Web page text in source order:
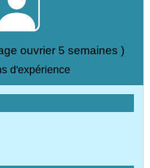
ouvrier 5 semaines )
d'expérience